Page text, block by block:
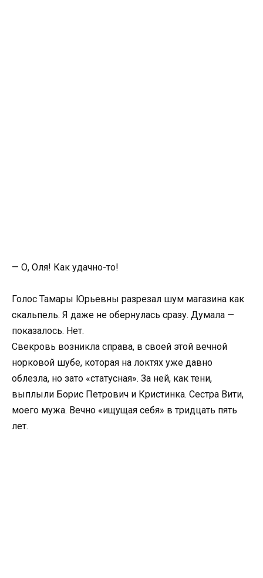
— О, Оля! Как удачно-то!
Голос Тамары Юрьевны разрезал шум магазина как
скальпель. Я даже не обернулась сразу. Думала —
показалось. Нет.
Свекровь возникла справа, в своей этой вечной
норковой шубе, которая на локтях уже давно
облезла, но зато «статусная». За ней, как тени,
выплыли Борис Петрович и Кристинка. Сестра Вити,
моего мужа. Вечно «ищущая себя» в тридцать пять
лет.